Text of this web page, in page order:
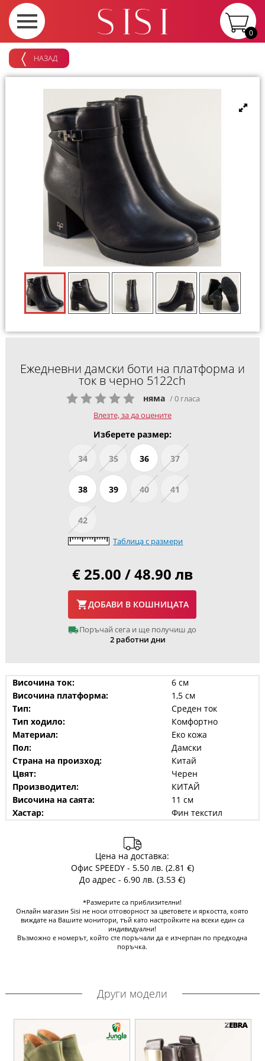
0
НАЗАД
Ежедневни дамски боти на платформа и
ток в черно 5122ch
няма / 0 гласа
Влезте, за да оцените
Изберете размер:
34 35 36 37
38 39 40 41
42
Таблица с размери
€ 25.00 / 48.90 лв
ДОБАВИ В КОШНИЦАТА
Поръчай сега и ще получиш до
2 работни дни
Височина ток:
6 см
Височина платформа:
1,5 см
Тип:
Среден ток
Тип ходило:
Комфортно
Материал:
Еко кожа
Пол:
Дамски
Страна на произход:
Китай
Цвят:
Черен
Производител:
КИТАЙ
Височина на саята:
11 см
Хастар:
Фин текстил
Цена на доставка:
Офис SPEEDY - 5.50 лв. (2.81 €)
До адрес - 6.90 лв. (3.53 €)
*Размерите са приблизителни!
Онлайн магазин Sisi не носи отговорност за цветовете и яркостта, която
виждате на Вашите монитори, тъй като настройките на всеки един са
индивидуални!
Възможно е номерът, който сте поръчали да е изчерпан по предходна
поръчка.
Други модели